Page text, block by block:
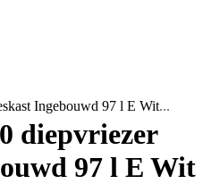
Ingebouwd 97 l E Wit
diepvriezer
97 l E Wit